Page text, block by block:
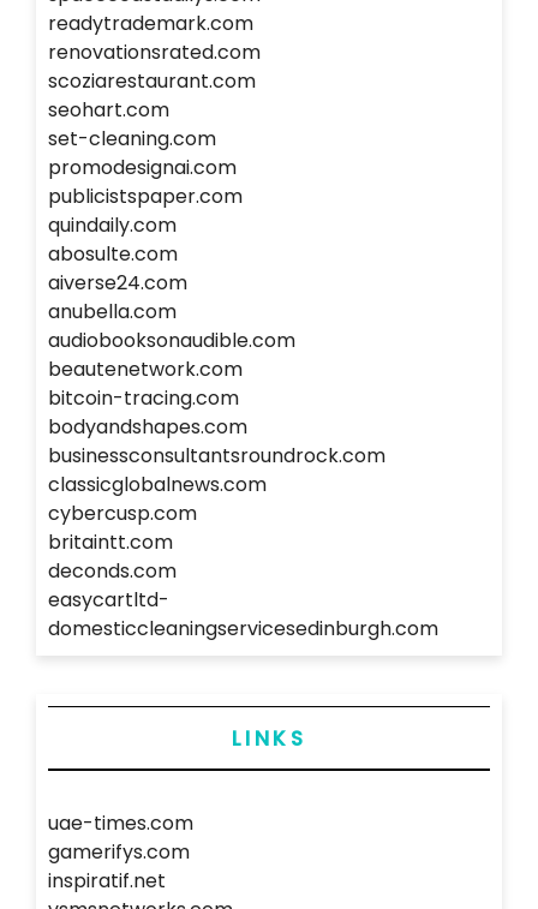
readytrademark.com
renovationsrated.com
scoziarestaurant.com
seohart.com
set-cleaning.com
promodesignai.com
publicistspaper.com
quindaily.com
abosulte.com
aiverse24.com
anubella.com
audiobooksonaudible.com
beautenetwork.com
bitcoin-tracing.com
bodyandshapes.com
businessconsultantsroundrock.com
classicglobalnews.com
cybercusp.com
britaintt.com
deconds.com
easycartltd-
domesticcleaningservicesedinburgh.com
LINKS
uae-times.com
gamerifys.com
inspiratif.net